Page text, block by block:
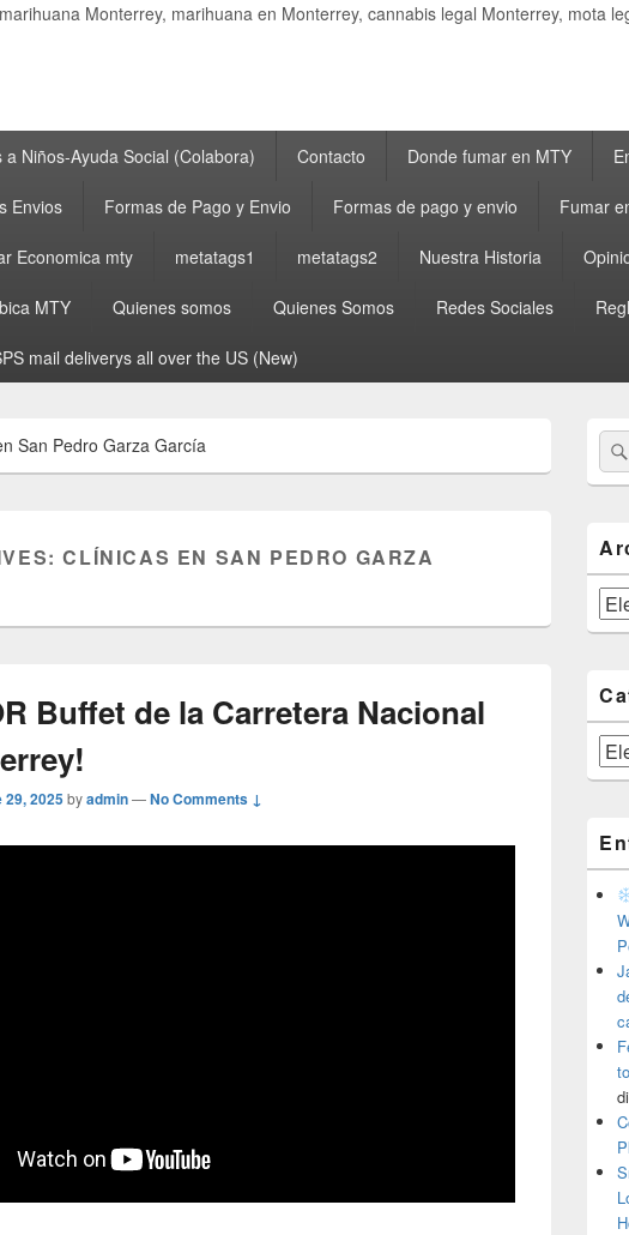
Monterrey, marihuana en Monterrey, cannabis legal Monterrey, mota
a Niños-Ayuda Social (Colabora) Contacto Donde fumar en MTY
Envios Formas de Pago y Envio Formas de pago y envio Fumar
Economica mty metatags1 metatags2 Nuestra Historia
MTY Quienes somos Quienes Somos Redes Sociales
mail deliverys all over the US (New)
San Pedro Garza García
CLÍNICAS EN SAN PEDRO GARZA
Buffet de la Carretera Nacional
2025byadmin—No Comments ↓
Sidebar
Area
for: